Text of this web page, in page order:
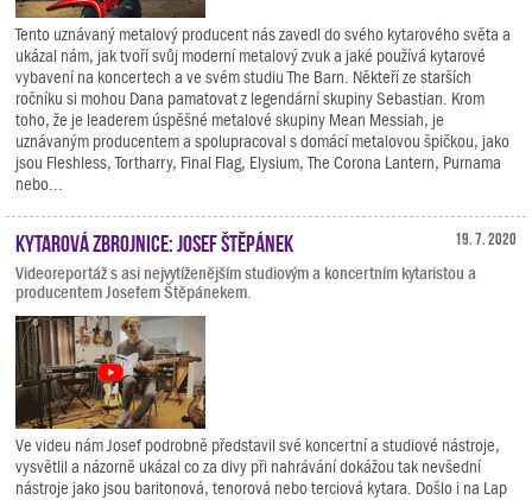
Tento uznávaný metalový producent nás zavedl do svého kytarového světa a
ukázal nám, jak tvoří svůj moderní metalový zvuk a jaké používá kytarové
vybavení na koncertech a ve svém studiu The Barn. Někteří ze starších
ročníku si mohou Dana pamatovat z legendární skupiny Sebastian. Krom
toho, že je leaderem úspěšné metalové skupiny Mean Messiah, je
uznávaným producentem a spolupracoval s domácí metalovou špičkou, jako
jsou Fleshless, Tortharry, Final Flag, Elysium, The Corona Lantern, Purnama
nebo...
19. 7. 2020
Kytarová zbrojnice: Josef Štěpánek
Videoreportáž s asi nejvytíženějším studiovým a koncertním kytaristou a
producentem Josefem Štěpánekem.
Ve videu nám Josef podrobně představil své koncertní a studiové nástroje,
vysvětlil a názorně ukázal co za divy při nahrávání dokážou tak nevšední
nástroje jako jsou baritonová, tenorová nebo terciová kytara. Došlo i na Lap